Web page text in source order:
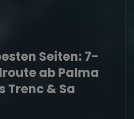
Seiten: 7-
ab Palma
Trenc & Sa